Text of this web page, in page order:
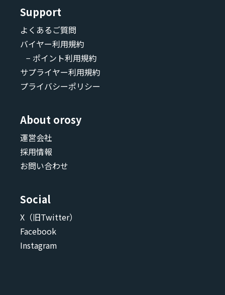
Support
よくあるご質問
バイヤー利用規約
− ポイント利用規約
サプライヤー利用規約
プライバシーポリシー
About orosy
運営会社
採用情報
お問い合わせ
Social
X（旧Twitter）
Facebook
Instagram